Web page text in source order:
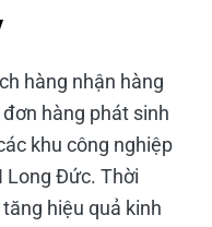
hàng nhận hàng
hàng phát sinh
khu công nghiệp
Long Đức. Thời
hiệu quả kinh